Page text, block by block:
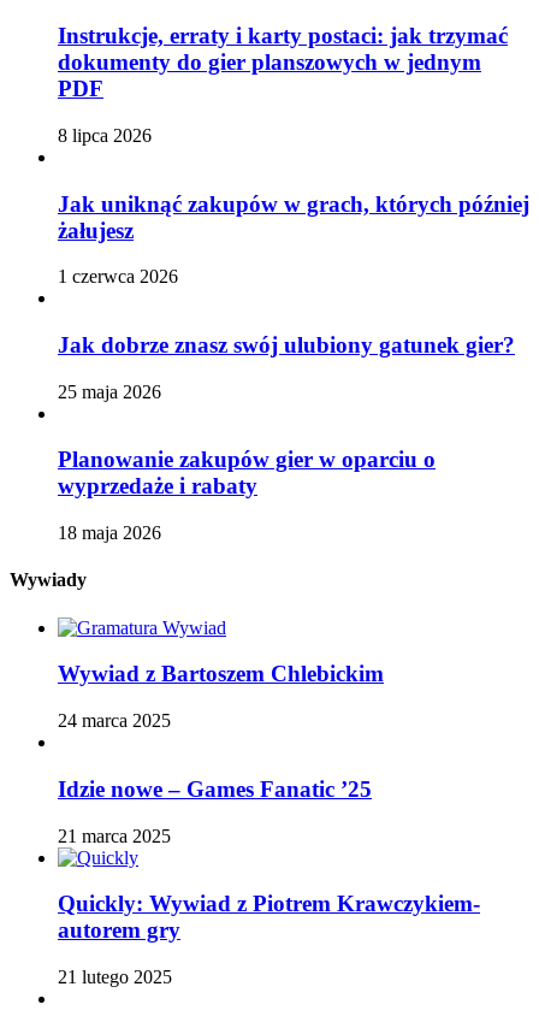
Instrukcje, erraty i karty postaci: jak trzymać
dokumenty do gier planszowych w jednym
PDF
8 lipca 2026
Jak uniknąć zakupów w grach, których później
żałujesz
1 czerwca 2026
Jak dobrze znasz swój ulubiony gatunek gier?
25 maja 2026
Planowanie zakupów gier w oparciu o
wyprzedaże i rabaty
18 maja 2026
Wywiady
Wywiad z Bartoszem Chlebickim
24 marca 2025
Idzie nowe – Games Fanatic ’25
21 marca 2025
Quickly: Wywiad z Piotrem Krawczykiem-
autorem gry
21 lutego 2025